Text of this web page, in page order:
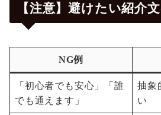
【注意】避けたい紹介
NG例
「初心者でも安心」「誰
でも通えます」
抽象
い